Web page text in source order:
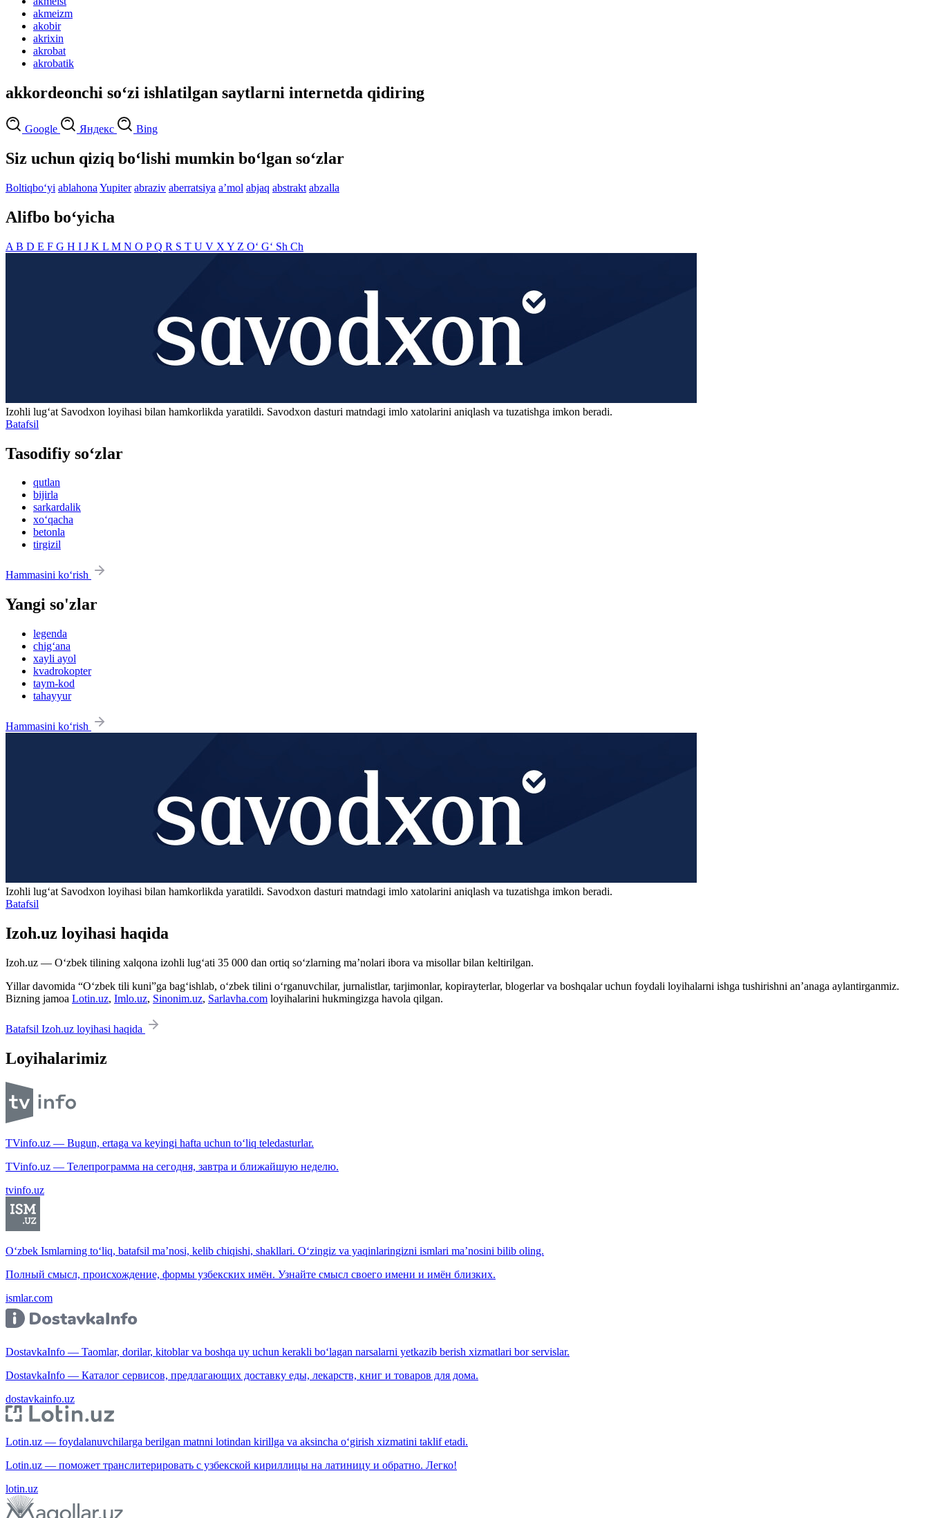
akmeizm
akobir
akrixin
akrobat
akrobatik
akkordeonchi so‘zi ishlatilgan saytlarni internetda qidiring
Google Яндекс Bing
Siz uchun qiziq bo‘lishi mumkin bo‘lgan so‘zlar
Boltiqbo‘yi ablahona Yupiter abraziv aberratsiya aʼmol abjaq abstrakt abzalla
Alifbo bo‘yicha
A B D E F G H I J K L M N O PQ R S T U V X Y Z O‘ G‘ Sh Ch
Izohli lugʻat Savodxon loyihasi bilan hamkorlikda yaratildi. Savodxon dasturi matndagi imlo xatolarini aniqlash va tuzatishga imkon beradi.
Batafsil
Tasodifiy so‘zlar
qutlan
bijirla
sarkardalik
xo‘qacha
betonla
tirgizil
Hammasini ko‘rish
Yangi so'zlar
legenda
chig‘ana
xayli ayol
kvadrokopter
taym-kod
tahayyur
Hammasini ko‘rish
Izohli lugʻat Savodxon loyihasi bilan hamkorlikda yaratildi. Savodxon dasturi matndagi imlo xatolarini aniqlash va tuzatishga imkon beradi.
Batafsil
Izoh.uz loyihasi haqida
Izoh.uz — O‘zbek tilining xalqona izohli lug‘ati 35 000 dan ortiq so‘zlarning ma’nolari ibora va misollar bilan keltirilgan.
Yillar davomida “O‘zbek tili kuni”ga bag‘ishlab, o‘zbek tilini o‘rganuvchilar, jurnalistlar, tarjimonlar, kopirayterlar, blogerlar va boshqalar uchun foydali loyihalarni ishga tushirishni an’anaga aylantirganmiz.
Bizning jamoa Lotin.uz, Imlo.uz, Sinonim.uz, Sarlavha.com loyihalarini hukmingizga havola qilgan.
Batafsil Izoh.uz loyihasi haqida
Loyihalarimiz
TVinfo.uz — Bugun, ertaga va keyingi hafta uchun to‘liq teledasturlar.
TVinfo.uz — Телепрограмма на сегодня, завтра и ближайшую неделю.
tvinfo.uz
O‘zbek Ismlarning to‘liq, batafsil ma’nosi, kelib chiqishi, shakllari. O‘zingiz va yaqinlaringizni ismlari ma’nosini bilib oling.
Полный смысл, происхождение, формы узбекских имён. Узнайте смысл своего имени и имён близких.
ismlar.com
DostavkaInfo — Taomlar, dorilar, kitoblar va boshqa uy uchun kerakli bo‘lagan narsalarni yetkazib berish xizmatlari bor servislar.
DostavkaInfo — Каталог сервисов, предлагающих доставку еды, лекарств, книг и товаров для дома.
dostavkainfo.uz
Lotin.uz — foydalanuvchilarga berilgan matnni lotindan kirillga va aksincha o‘girish xizmatini taklif etadi.
Lotin.uz — поможет транслитерировать с узбекской кириллицы на латиницу и обратно. Легко!
lotin.uz